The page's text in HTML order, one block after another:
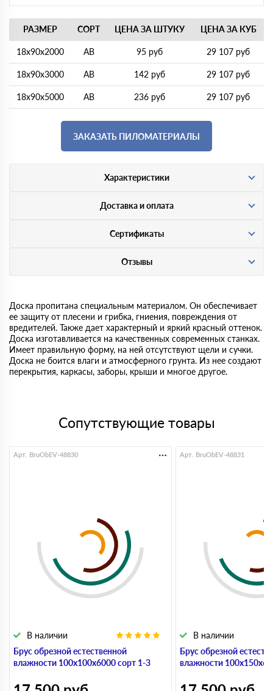
РАЗМЕР СОРТ ЦЕНА ЗА ШТУКУ ЦЕНА ЗА КУБ
18х90х2000 АВ 95 руб 29 107 руб
18х90х3000 АВ 142 руб 29 107 руб
18х90х5000 АВ 236 руб 29 107 руб
ЗАКАЗАТЬ ПИЛОМАТЕРИАЛЫ
Характеристики
Доставка и оплата
Сертификаты
Отзывы
Доска пропитана специальным материалом. Он обеспечивает
ее защиту от плесени и грибка, гниения, повреждения от
вредителей. Также дает характерный и яркий красный оттенок.
Доска изготавливается на качественных современных станках.
Имеет правильную форму, на ней отсутствуют щели и сучки.
Доска не боится влаги и атмосферного грунта. Из нее создают
перекрытия, каркасы, заборы, крыши и многое другое.
Сопутствующие товары
Брус обрезной естественной
влажности 100х100х6000 сорт 1-3
В наличии
Арт. BruObEV-48830
Брус обрезной
влажности
В наличии
Арт. BruObEV-48831